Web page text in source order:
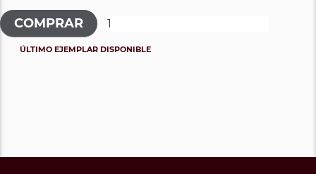
ÚLTIMO EJEMPLAR DISPONIBLE